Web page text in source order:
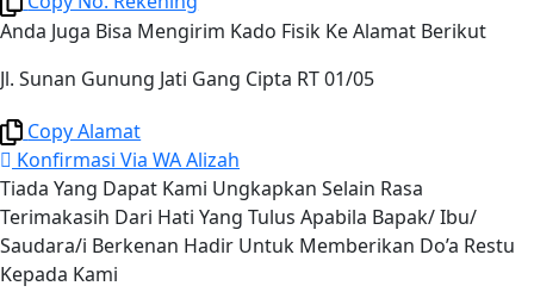
Anda Juga Bisa Mengirim Kado Fisik Ke Alamat Berikut
Jl. Sunan Gunung Jati Gang Cipta RT 01/05
Copy Alamat
Konfirmasi Via WA Alizah
Tiada Yang Dapat Kami Ungkapkan Selain Rasa
Terimakasih Dari Hati Yang Tulus Apabila Bapak/ Ibu/
Saudara/i Berkenan Hadir Untuk Memberikan Do’a Restu
Kepada Kami